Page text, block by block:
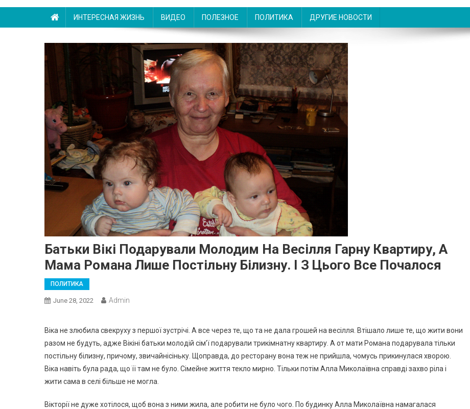
ИНТЕРЕСНАЯ ЖИЗНЬ ВИДЕО ПОЛЕЗНОЕ ПОЛИТИКА ДРУГИЕ НОВОСТИ
Батьки Вікі Подарували Молодим На Весілля Гарну Квартиру, А
Мама Романа Лише Постільну Білизну. І З Цього Все Почалося
ПОЛИТИКА
June 28, 2022 Admin
Віка не злюбила свекруху з першої зустрічі. А все через те, що та не дала грошей на весілля. Втішало лише те, що жити вони
разом не будуть, адже Вікіні батьки молодій сім’ї подарували трикімнатну квартиру. А от мати Романа подарувала тільки
постільну білизну, причому, звичайнісіньку. Щоправда, до ресторану вона теж не прийшла, чомусь прикинулася хворою.
Віка навіть була рада, що її там не було. Сімейне життя текло мирно. Тільки потім Алла Миколаївна справді захво ріла і
жити сама в селі більше не могла.
Вікторії не дуже хотілося, щоб вона з ними жила, але робити не було чого. По будинку Алла Миколаївна намагалася